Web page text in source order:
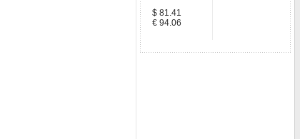
$ 81.41
€ 94.06